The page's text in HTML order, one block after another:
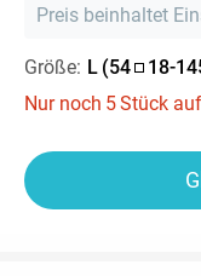
Preis beinhaltet
Größe: L (54 18-
Nur noch 5Stück